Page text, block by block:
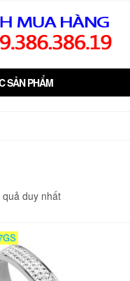
SẢN PHẨM
quả duy nhất